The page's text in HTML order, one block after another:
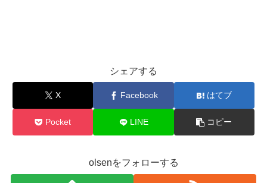
シェアする
X Facebook はてブ
Pocket LINE コピー
olsenをフォローする